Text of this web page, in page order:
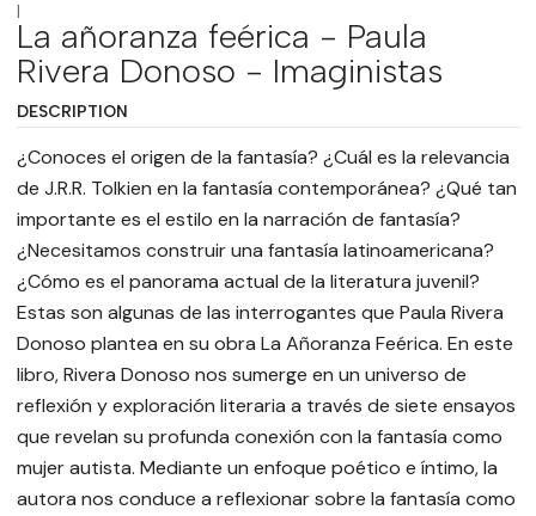
|
La añoranza feérica - Paula
Rivera Donoso - Imaginistas
DESCRIPTION
¿Conoces el origen de la fantasía? ¿Cuál es la relevancia
de J.R.R. Tolkien en la fantasía contemporánea? ¿Qué tan
importante es el estilo en la narración de fantasía?
¿Necesitamos construir una fantasía latinoamericana?
¿Cómo es el panorama actual de la literatura juvenil?
Estas son algunas de las interrogantes que Paula Rivera
Donoso plantea en su obra La Añoranza Feérica. En este
libro, Rivera Donoso nos sumerge en un universo de
reflexión y exploración literaria a través de siete ensayos
que revelan su profunda conexión con la fantasía como
mujer autista. Mediante un enfoque poético e íntimo, la
autora nos conduce a reflexionar sobre la fantasía como